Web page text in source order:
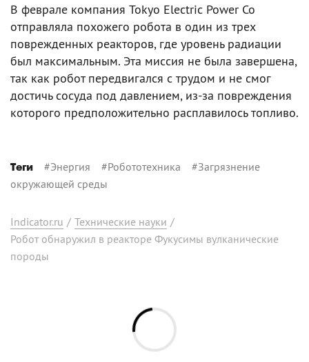
В феврале компания Tokyo Electric Power Co
отправляла похожего робота в один из трех
поврежденных реакторов, где уровень радиации
был максимальным. Эта миссия не была завершена,
так как робот передвигался с трудом и не смог
достичь сосуда под давлением, из-за повреждения
которого предположительно расплавилось топливо.
Теги #Энергия #Робототехника #Загрязнение
окружающей среды
Indicator.ru / Технические науки /
Робот обнаружил в реакторе Фукусимы вулканические
породы